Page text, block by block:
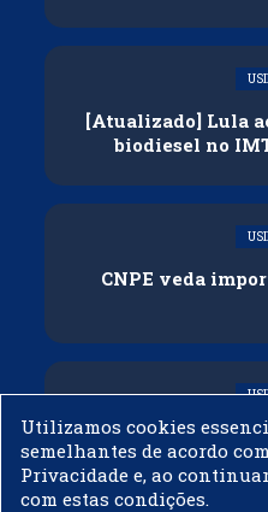
[Atualizado] Lula
biodiesel no
CNPE veda
Acelen
Bunge para óleo
Utilizamos cookies
semelhantes de acordo
Privacidade e, ao
com estas condições.